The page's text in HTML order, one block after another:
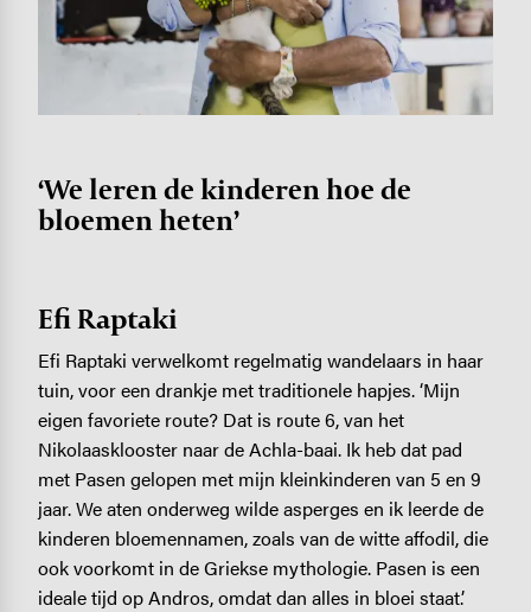
‘We leren de kinderen hoe de
bloemen heten’
Efi Raptaki
Efi Raptaki verwelkomt regelmatig wandelaars in haar
tuin, voor een drankje met traditionele hapjes. ‘Mijn
eigen favoriete route? Dat is route 6, van het
Nikolaasklooster naar de Achla-baai. Ik heb dat pad
met Pasen gelopen met mijn kleinkinderen van 5 en 9
jaar. We aten onderweg wilde asperges en ik leerde de
kinderen bloemennamen, zoals van de witte affodil, die
ook voorkomt in de Griekse mythologie. Pasen is een
ideale tijd op Andros, omdat dan alles in bloei staat.’